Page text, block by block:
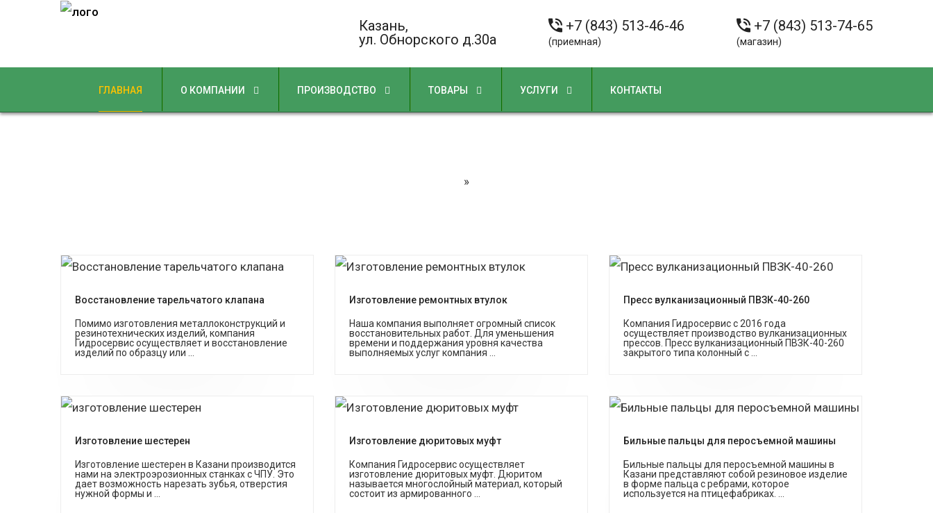
Казань,
ул. Обнорского д.30а
+7 (843) 513-46-46
(приемная)
+7 (843) 513-74-65
(магазин)
ГЛАВНАЯ О КОМПАНИИ ПРОИЗВОДСТВО ТОВАРЫ УСЛУГИ КОНТАКТЫ
»
Восстановление тарельчатого клапана
Помимо изготовления металлоконструкций и
резинотехнических изделий, компания
Гидросервис осуществляет и восстановление
изделий по образцу или ...
Изготовление ремонтных втулок
Наша компания выполняет огромный список
восстановительных работ. Для уменьшения
времени и поддержания уровня качества
выполняемых услуг компания ...
Пресс вулканизационный ПВЗК-40-260
Компания Гидросервис с 2016 года
осуществляет производство вулканизационных
прессов. Пресс вулканизационный ПВЗК-40-260
закрытого типа колонный с ...
Изготовление шестерен
Изготовление шестерен в Казани производится
нами на электроэрозионных станках с ЧПУ. Это
дает возможность нарезать зубья, отверстия
нужной формы и ...
Изготовление дюритовых муфт
Компания Гидросервис осуществляет
изготовление дюритовых муфт. Дюритом
называется многослойный материал, который
состоит из армированного ...
Бильные пальцы для перосъемной машины
Бильные пальцы для перосъемной машины в
Казани представляют собой резиновое изделие
в форме пальца с ребрами, которое
используется на птицефабриках. ...